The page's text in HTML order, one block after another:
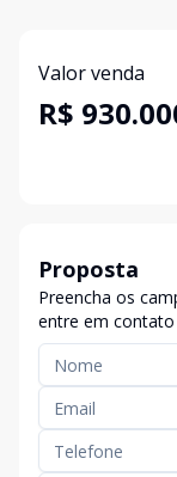
Valor venda
R$
Proposta
Preencha os
entre em contato